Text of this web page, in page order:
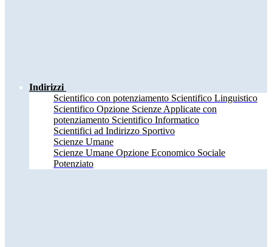
Indirizzi
Scientifico con potenziamento Scientifico Linguistico
Scientifico Opzione Scienze Applicate con
potenziamento Scientifico Informatico
Scientifici ad Indirizzo Sportivo
Scienze Umane
Scienze Umane Opzione Economico Sociale
Potenziato